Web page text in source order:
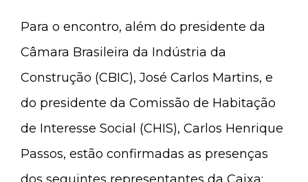
Para o encontro, além do presidente da
Câmara Brasileira da Indústria da
Construção (CBIC), José Carlos Martins, e
do presidente da Comissão de Habitação
de Interesse Social (CHIS), Carlos Henrique
Passos, estão confirmadas as presenças